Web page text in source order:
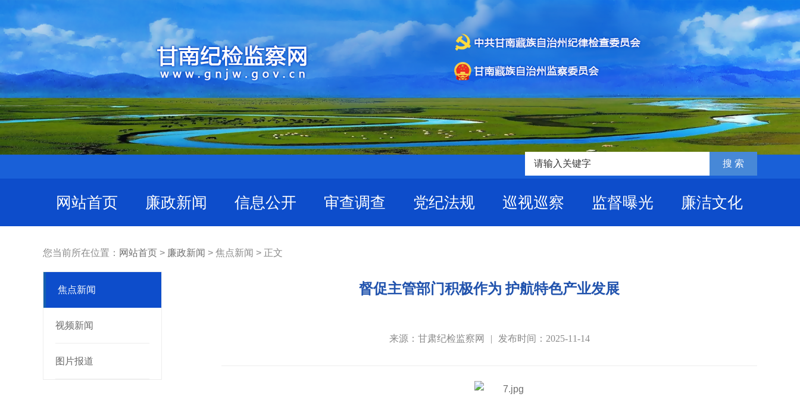
网站首页 廉政新闻 信息公开 审查调查 党纪法规 巡视巡察 监督曝光 廉洁文化
您当前所在位置： 网站首页 > 廉政新闻 > 焦点新闻 > 正文
焦点新闻
视频新闻
图片报道
督促主管部门积极作为 护航特色产业发展
来源：甘肃纪检监察网 | 发布时间：2025-11-14